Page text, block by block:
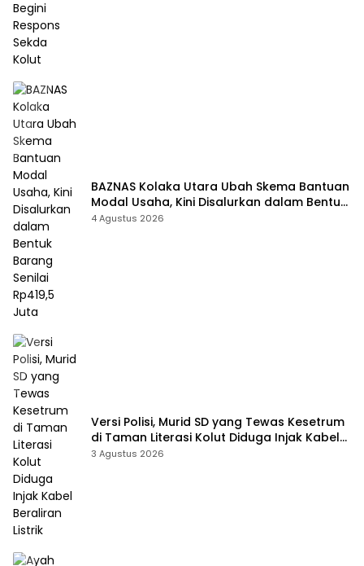
BAZNAS Kolaka Utara Ubah Skema Bantuan
Modal Usaha, Kini Disalurkan dalam Bentuk
Barang Senilai Rp419,5 Juta
4 Agustus 2026
Versi Polisi, Murid SD yang Tewas Kesetrum
di Taman Literasi Kolut Diduga Injak Kabel
Beraliran Listrik
3 Agustus 2026